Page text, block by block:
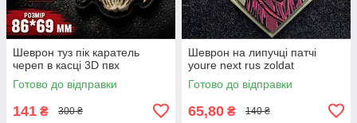
Шеврон туз пік каратель
череп в касці 3D пвх
Готово до відправки
141 ₴ 300 ₴
Шеврон на липучці патчі
youre next rus zoldat
Готово до відправки
65,80 ₴ 140 ₴